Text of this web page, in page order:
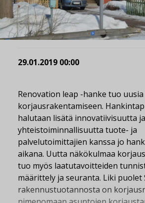
29.01.2019 00:00
Renovation leap -hanke tuo
korjausrakentamiseen.
halutaan lisätä innovatiivisuutta ja
yhteistoiminnallisuutta tuote- ja
palvelutoimittajien kanssa jo
aikana. Uutta näkökulmaa
tuo myös laatutavoitteiden
määrittely ja seuranta. Liki puolet
rakennustuotannosta on